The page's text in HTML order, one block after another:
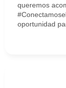
queremos
oportunidad